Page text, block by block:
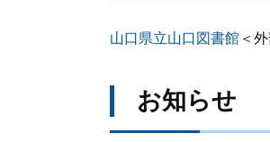
山口県立山口図書館 ＜
お知らせ